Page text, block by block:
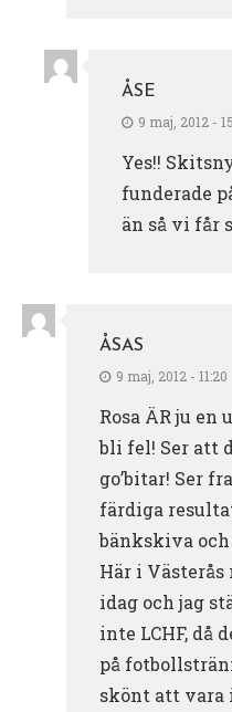
ÅSE
9 maj, 2012 -
Yes!!
funderade
än så vi får
ÅSAS
9 maj, 2012 - 11:20
Rosa ÄR ju en
bli fel! Ser att
go’bitar! Ser
färdiga
bänkskiva och
Här i Västerås
idag och jag
inte LCHF, då
på
skönt att vara